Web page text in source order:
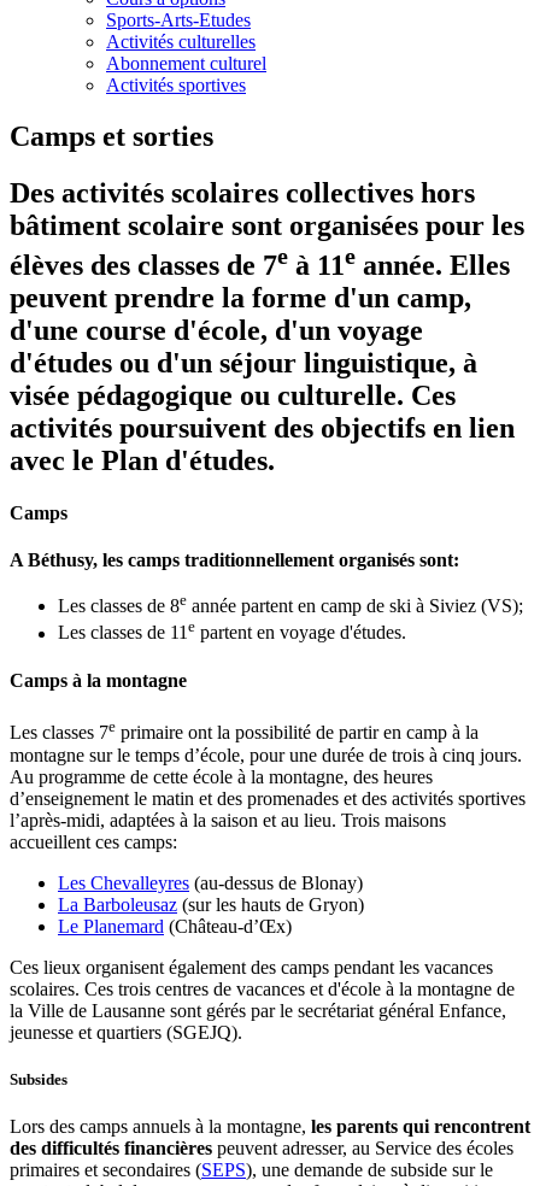
Sports-Arts-Etudes
Activités culturelles
Abonnement culturel
Activités sportives
Camps et sorties
Des activités scolaires collectives hors
bâtiment scolaire sont organisées pour les
élèves des classes de 7e à 11e année. Elles
peuvent prendre la forme d'un camp,
d'une course d'école, d'un voyage
d'études ou d'un séjour linguistique, à
visée pédagogique ou culturelle. Ces
activités poursuivent des objectifs en lien
avec le Plan d'études.
Camps
A Béthusy, les camps traditionnellement organisés sont:
Les classes de 8e année partent en camp de ski à Siviez (VS);
Les classes de 11e partent en voyage d'études.
Camps à la montagne
Les classes 7e primaire ont la possibilité de partir en camp à la
montagne sur le temps d’école, pour une durée de trois à cinq jours.
Au programme de cette école à la montagne, des heures
d’enseignement le matin et des promenades et des activités sportives
l’après-midi, adaptées à la saison et au lieu. Trois maisons
accueillent ces camps:
Les Chevalleyres (au-dessus de Blonay)
La Barboleusaz (sur les hauts de Gryon)
Le Planemard (Château-d’Œx)
Ces lieux organisent également des camps pendant les vacances
scolaires. Ces trois centres de vacances et d'école à la montagne de
la Ville de Lausanne sont gérés par le secrétariat général Enfance,
jeunesse et quartiers (SGEJQ).
Subsides
Lors des camps annuels à la montagne, les parents qui rencontrent
des difficultés financières peuvent adresser, au Service des écoles
primaires et secondaires (SEPS), une demande de subside sur le